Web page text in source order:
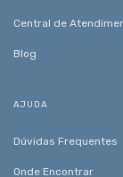
Central de
Blog
AJUDA
Dúvidas Frequentes
Onde Encontrar